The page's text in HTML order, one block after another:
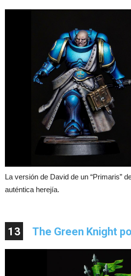
La versión de David de un “Primaris”
auténtica herejía.
13 The Green Knight